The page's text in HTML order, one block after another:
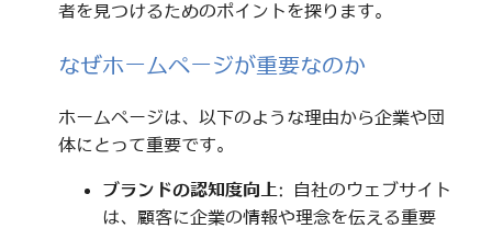
者を見つけるためのポイントを探ります。
なぜホームページが重要なのか
ホームページは、以下のような理由から企業や団
体にとって重要です。
ブランドの認知度向上: 自社のウェブサイト
は、顧客に企業の情報や理念を伝える重要